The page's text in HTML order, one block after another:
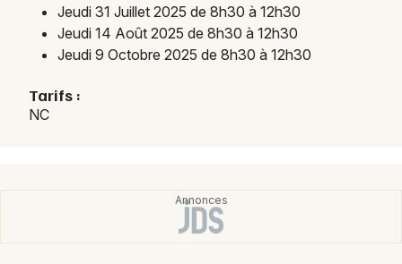
Magazine en Charente-Maritime
Choisir mes départements
Jeudi 31 Juillet 2025 de 8h30 à 12h30
Jeudi 14 Août 2025 de 8h30 à 12h30
Jeudi 9 Octobre 2025 de 8h30 à 12h30
Tarifs :
NC